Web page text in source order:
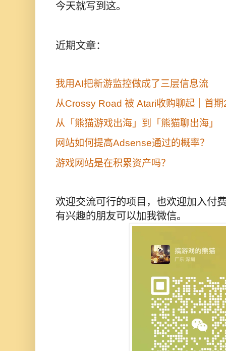
今天就写到这。
近期文章：
我用AI把新游监控做成了三层信息流
从Crossy Road 被 Atari收购聊起｜首
从「熊猫游戏出海」到「熊猫聊出海」
网站如何提高Adsense通过的概率？
游戏网站是在积累资产吗？
欢迎交流可行的项目，也欢迎加入付
有兴趣的朋友可以加我微信。